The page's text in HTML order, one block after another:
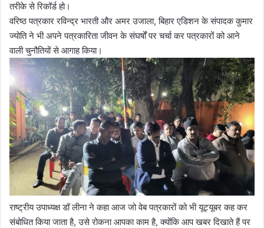
तरीके से रिकॉर्ड हो।
वरिष्ठ पत्रकार रविन्द्र भारती और अमर उजाला, बिहार एडिशन के संपादक कुमार
ज्योति ने भी अपने पत्रकारिता जीवन के संघर्षों पर चर्चा कर पत्रकारों को आने
वाली चुनौतियों से आगाह किया।
राष्ट्रीय उपाध्यक्ष डॉ लीना ने कहा आज जो वेब पत्रकारों को भी यूट्यूबर कह कर
संबोधित किया जाता है, उसे रोकना आपका काम है, क्योंकि आप खबर दिखाते हैं पर